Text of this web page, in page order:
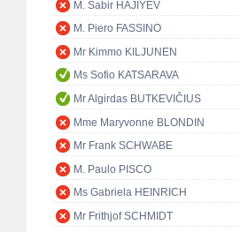
M. Sabir HAJIYEV
M. Piero FASSINO
Mr Kimmo KILJUNEN
Ms Sofio KATSARAVA
Mr Algirdas BUTKEVIČIUS
Mme Maryvonne BLONDIN
Mr Frank SCHWABE
M. Paulo PISCO
Ms Gabriela HEINRICH
Mr Frithjof SCHMIDT